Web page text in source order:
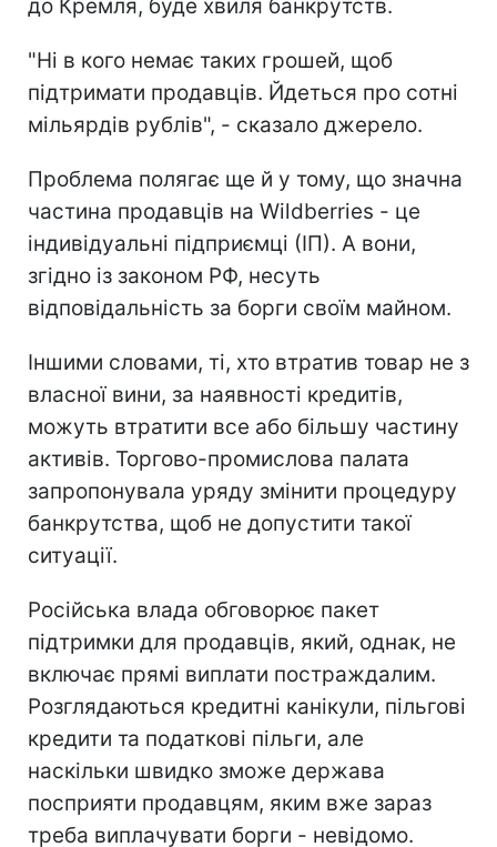
до Кремля, буде хвиля банкрутств.
"Ні в кого немає таких грошей, щоб
підтримати продавців. Йдеться про сотні
мільярдів рублів", - сказало джерело.
Проблема полягає ще й у тому, що значна
частина продавців на Wildberries - це
індивідуальні підприємці (ІП). А вони,
згідно із законом РФ, несуть
відповідальність за борги своїм майном.
Іншими словами, ті, хто втратив товар не з
власної вини, за наявності кредитів,
можуть втратити все або більшу частину
активів. Торгово-промислова палата
запропонувала уряду змінити процедуру
банкрутства, щоб не допустити такої
ситуації.
Російська влада обговорює пакет
підтримки для продавців, який, однак, не
включає прямі виплати постраждалим.
Розглядаються кредитні канікули, пільгові
кредити та податкові пільги, але
наскільки швидко зможе держава
посприяти продавцям, яким вже зараз
треба виплачувати борги - невідомо.